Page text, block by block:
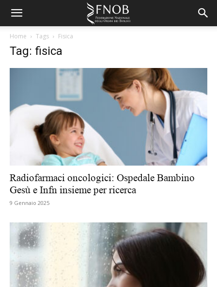
Home Tags Fisica
Tag: fisica
Radiofarmaci oncologici: Ospedale Bambino
Gesù e Infn insieme per ricerca
9 Gennaio 2025